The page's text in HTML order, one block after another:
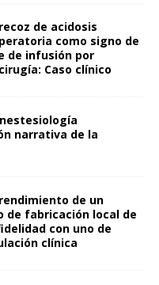
de acidosis
como signo de
de infusión por
Caso clínico
narrativa de la
de un
de fabricación local de
con uno de
clínica